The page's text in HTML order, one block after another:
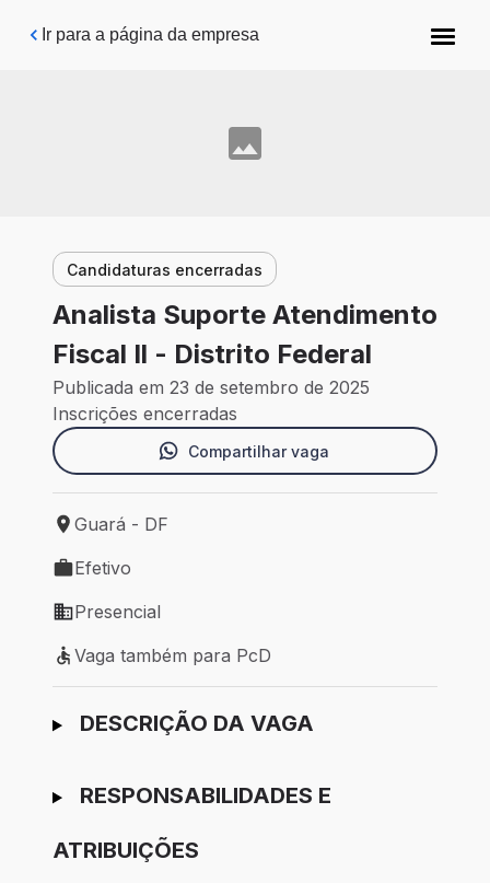
Pular para o conteúdo principal
Ir para a página da empresa
Candidaturas encerradas
Analista Suporte Atendimento
Fiscal Il - Distrito Federal
Publicada em 23 de setembro de 2025
Inscrições encerradas
Compartilhar vaga
Local de trabalho: Guará - DF
Guará - DF
Tipo de vaga: Efetivo
Efetivo
Modelo de trabalho: Presencial
Presencial
Vaga também para PcD
Vaga também para PcD
Ir para candidatura
DESCRIÇÃO DA VAGA
RESPONSABILIDADES E
ATRIBUIÇÕES